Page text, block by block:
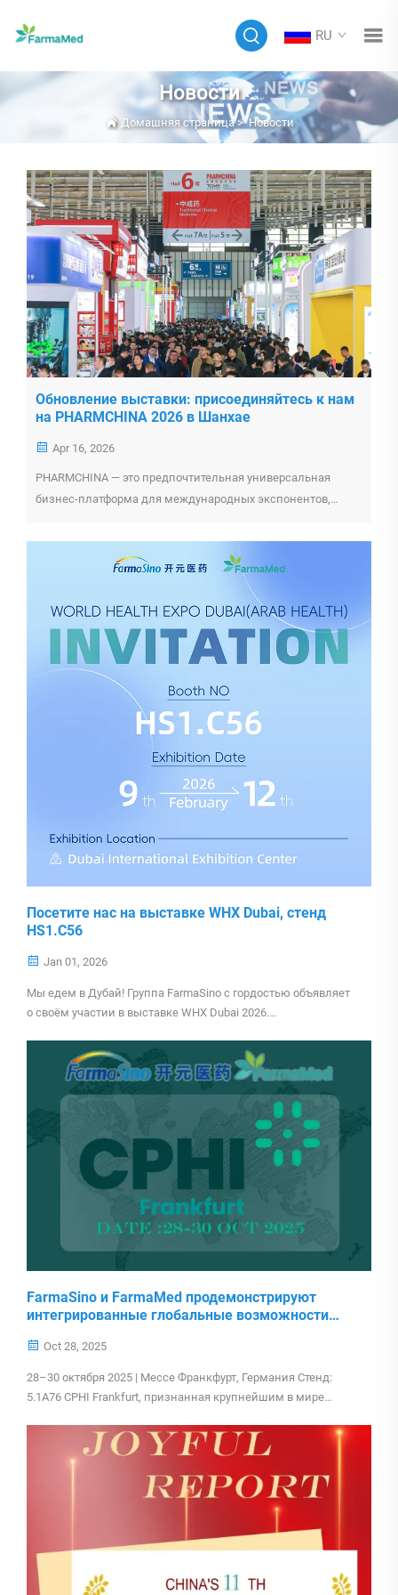
RU
Новости
Домашняя страница>Новости
Обновление выставки: присоединяйтесь к нам
на PHARMCHINA 2026 в Шанхае
Apr 16, 2026
PHARMCHINA — это предпочтительная универсальная
бизнес-платформа для международных экспонентов,
здравоохранительный рынки.
Посетите нас на выставке WHX Dubai, стенд
HS1.C56
Jan 01, 2026
Мы едем в Дубай! Группа FarmaSino с гордостью объявляет
о своём участии в выставке WHX Dubai 2026.
комплексными биофармацевтическими решениями — от
активных фармацевтических ингредиентов (API) и готовых
лекарственных форм (FDF) до передовых медицинских
изделий. Узнайте, как наши производственные мощности,
зарегистрированные в Управлении по санитарному
надзору за качеством пищевых продуктов и медикаментов
США (FDA), и сквозная цепочка поставок могут усилить
ваш бизнес.
FarmaSino и FarmaMed продемонстрируют
интегрированные глобальные возможности
Oct 28, 2025
28–30 октября 2025 | Мессе Франкфурт, Германия Стенд:
5.1A76 CPHI Frankfurt, признанная крупнейшим в мире
поставок, пройдёт с 28 по 30 октября 2025 года в...